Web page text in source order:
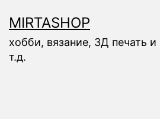
содержимому
MIRTASHOP
хобби, вязание, 3Д печать и
т.д.